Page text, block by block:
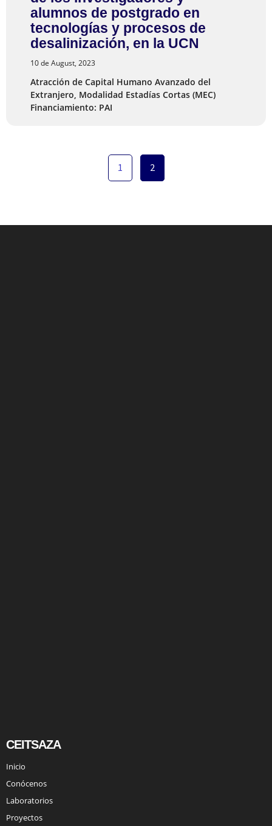
alumnos de postgrado en
tecnologías y procesos de
desalinización, en la UCN
10 de August, 2023
Atracción de Capital Humano Avanzado del
Extranjero, Modalidad Estadías Cortas (MEC)
Financiamiento: PAI
1 2
CEITSAZA
Inicio
Conócenos
Laboratorios
Proyectos